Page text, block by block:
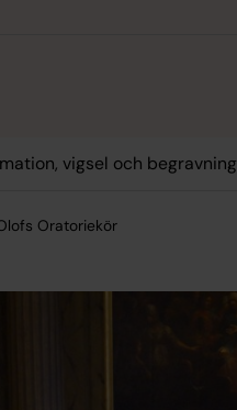
vigsel och begravning
Oratoriekör